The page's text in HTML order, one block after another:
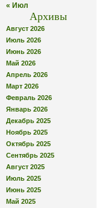
« Июл
Архивы
Август 2026
Июль 2026
Июнь 2026
Май 2026
Апрель 2026
Март 2026
Февраль 2026
Январь 2026
Декабрь 2025
Ноябрь 2025
Октябрь 2025
Сентябрь 2025
Август 2025
Июль 2025
Июнь 2025
Май 2025